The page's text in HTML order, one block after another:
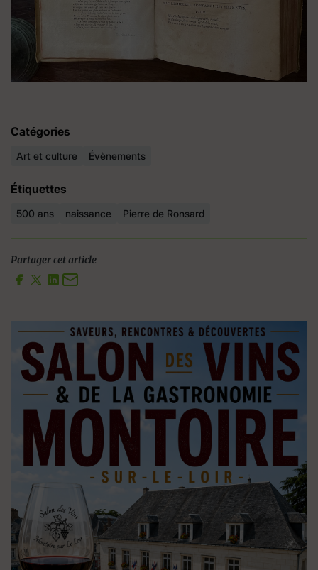
Catégories
Art et culture Évènements
Étiquettes
500 ans naissance Pierre de Ronsard
Partager cet article